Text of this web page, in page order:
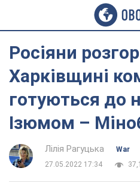
Росіяни
Харківщині
готуються до
Ізюмом –
Лілія Рагуцька
War
27.05.2022 17:34